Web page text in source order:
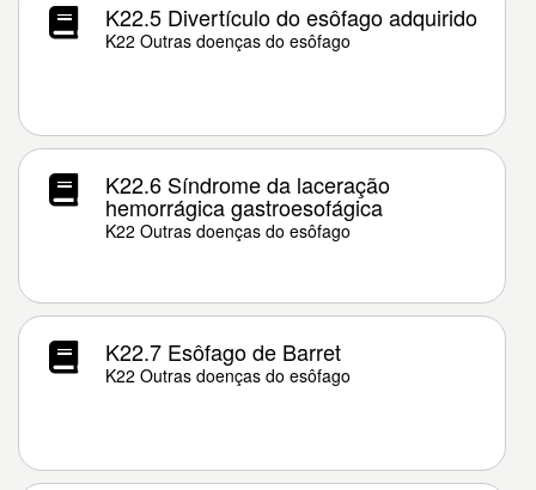
K22.5 Divertículo do esôfago adquirido
K22 Outras doenças do esôfago
K22.6 Síndrome da laceração
hemorrágica gastroesofágica
K22 Outras doenças do esôfago
K22.7 Esôfago de Barret
K22 Outras doenças do esôfago